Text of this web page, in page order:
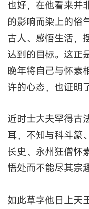
也好，在他看来并
的影响而染上的俗
古人、感悟生活，
达到的目标。这正
晚年将自己与怀素
许的心态，也证明
近时士大夫罕得古
耳，不知与科斗篆
长史、永州狂僧怀
悟处而不能尽其宗
如此草字他日上